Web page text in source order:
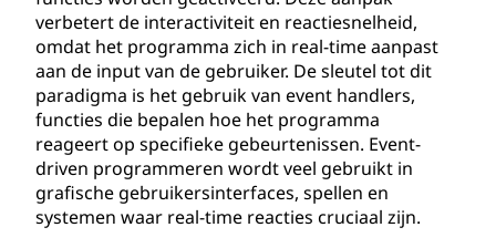
verbetert de interactiviteit en reactiesnelheid,
omdat het programma zich in real-time aanpast
aan de input van de gebruiker. De sleutel tot dit
paradigma is het gebruik van event handlers,
functies die bepalen hoe het programma
reageert op specifieke gebeurtenissen. Event-
driven programmeren wordt veel gebruikt in
grafische gebruikersinterfaces, spellen en
systemen waar real-time reacties cruciaal zijn.